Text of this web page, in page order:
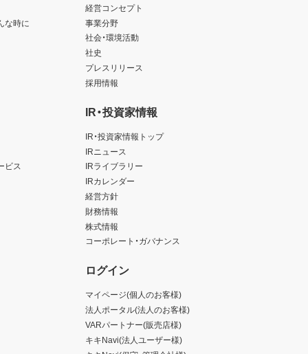
な時に
ビス
経営コンセプト
事業分野
社会・環境活動
社史
プレスリリース
採用情報
IR・投資家情報
IR・投資家情報トップ
IRニュース
IRライブラリー
IRカレンダー
経営方針
財務情報
株式情報
コーポレート・ガバナンス
ログイン
マイページ(個人のお客様)
法人ポータル(法人のお客様)
VARパートナー(販売店様)
キキNavi(法人ユーザー様)